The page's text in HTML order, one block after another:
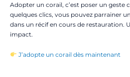
Adopter un corail, c’est poser un geste
quelques clics, vous pouvez parrainer
dans un récif en cours de restauration.
impact.
J’adopte un corail dès maintenant